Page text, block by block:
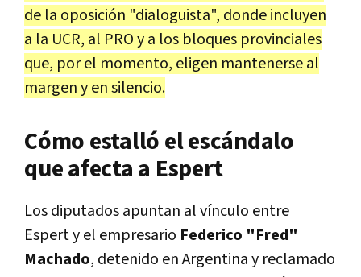
de la oposición "dialoguista", donde incluyen
a la UCR, al PRO y a los bloques provinciales
que, por el momento, eligen mantenerse al
margen y en silencio.
Cómo estalló el escándalo
que afecta a Espert
Los diputados apuntan al vínculo entre
Espert y el empresario Federico "Fred"
Machado, detenido en Argentina y reclamado